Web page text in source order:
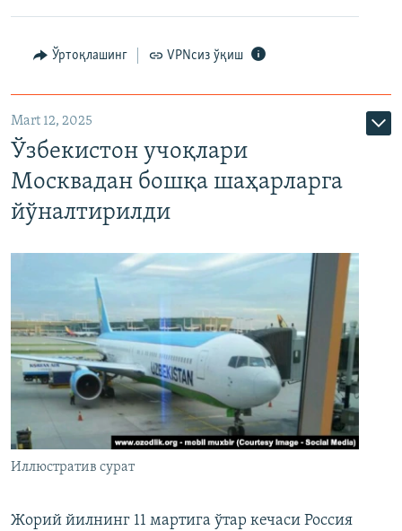
Ўртоқлашинг VPNсиз ўқиш
Mart 12, 2025
Ўзбекистон учоқлари
Москвадан бошқа шаҳарларга
йўналтирилди
Иллюстратив сурат
Жорий йилнинг 11 мартига ўтар кечаси Россия